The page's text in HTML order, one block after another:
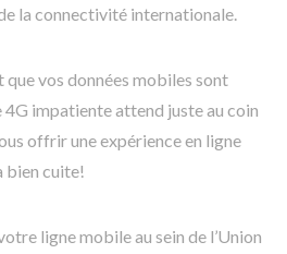
la connectivité internationale.
vos données mobiles sont
impatiente attend juste au coin
offrir une expérience en ligne
bien cuite!
ligne mobile au sein de l’Union